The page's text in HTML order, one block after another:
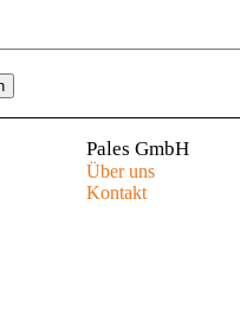
Pales GmbH
Über uns
Kontakt